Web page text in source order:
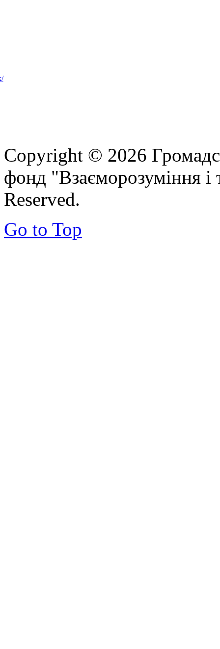
Copyright © 2026
фонд "Взаєморозуміння і
Reserved.
Go to Top